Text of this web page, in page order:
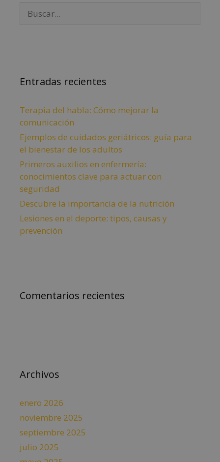
Entradas recientes
Terapia del habla: Cómo mejorar la
comunicación
Ejemplos de cuidados geriátricos: guía para
el bienestar de los adultos
Primeros auxilios en enfermería:
conocimientos clave para actuar con
seguridad
Descubre la importancia de la nutrición
Lesiones en el deporte: tipos, causas y
prevención
Comentarios recientes
Archivos
enero 2026
noviembre 2025
septiembre 2025
julio 2025